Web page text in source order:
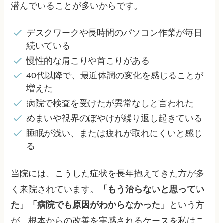
潜んでいることが多いからです。
デスクワークや長時間のパソコン作業が毎日
続いている
慢性的な肩こりや首こりがある
40代以降で、最近体調の変化を感じることが
増えた
病院で検査を受けたが異常なしと言われた
めまいや視界のぼやけが繰り返し起きている
睡眠が浅い、または疲れが取れにくいと感じ
る
当院には、こうした症状を長年抱えてきた方が多
く来院されています。
「もう治らないと思ってい
た」「病院でも原因がわからなかった」
という方
が、根本からの改善を実感されるケースを私はこ